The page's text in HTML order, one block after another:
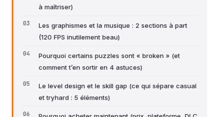
à maîtriser)
Les graphismes et la musique : 2 sections à part
(120 FPS inutilement beau)
Pourquoi certains puzzles sont « broken » (et
comment t’en sortir en 4 astuces)
Le level design et le skill gap (ce qui sépare casual
et tryhard : 5 éléments)